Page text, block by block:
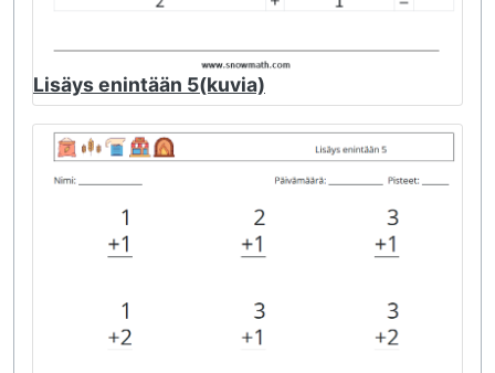
Lisäys enintään 5(kuvia)